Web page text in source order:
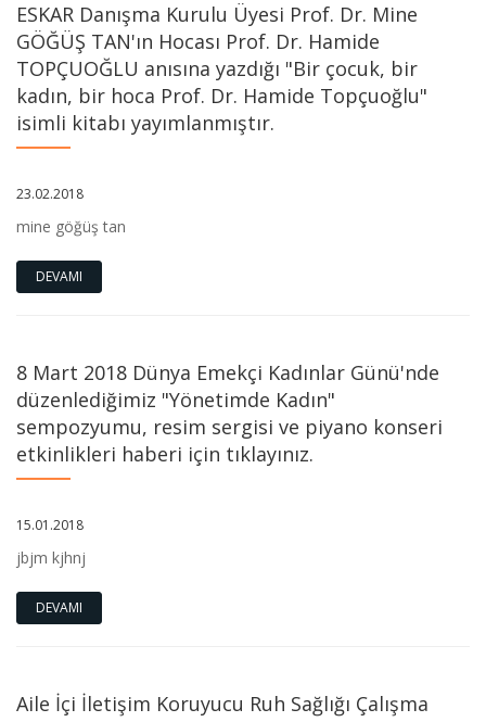
ESKAR Danışma Kurulu Üyesi Prof. Dr. Mine
GÖĞÜŞ TAN'ın Hocası Prof. Dr. Hamide
TOPÇUOĞLU anısına yazdığı "Bir çocuk, bir
kadın, bir hoca Prof. Dr. Hamide Topçuoğlu"
isimli kitabı yayımlanmıştır.
23.02.2018
mine göğüş tan
DEVAMI
8 Mart 2018 Dünya Emekçi Kadınlar Günü'nde
düzenlediğimiz "Yönetimde Kadın"
sempozyumu, resim sergisi ve piyano konseri
etkinlikleri haberi için tıklayınız.
15.01.2018
jbjm kjhnj
DEVAMI
Aile İçi İletişim Koruyucu Ruh Sağlığı Çalışma